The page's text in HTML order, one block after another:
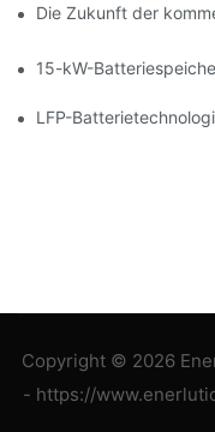
Die Zukunft der
15-kW-
LFP-
Copyright © 2026
- https://